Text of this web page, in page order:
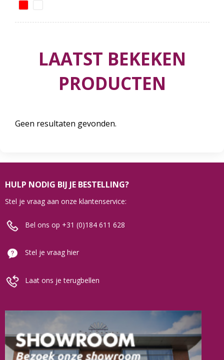
LAATST BEKEKEN
PRODUCTEN
Geen resultaten gevonden.
HULP NODIG BIJ JE BESTELLING?
Stel je vraag aan onze klantenservice:
Bel ons op +31 (0)184 611 628
Stel je vraag hier
Laat ons je terugbellen